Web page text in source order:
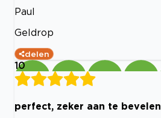
Paul
Geldrop
delen
10
perfect, zeker aan te bevelen